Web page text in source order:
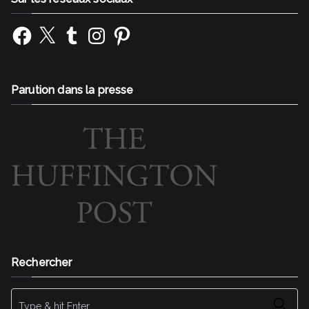
Facebook
X TumblrInstagramPinterest
Parution dans la presse
Rechercher